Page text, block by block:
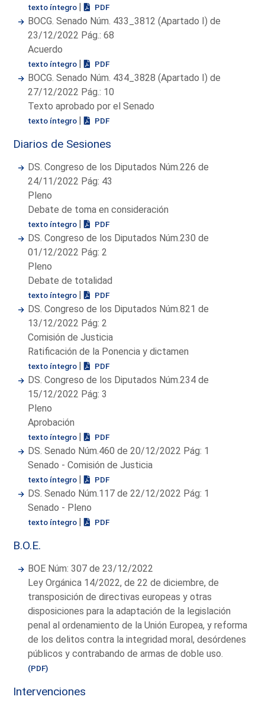
texto íntegro | PDF
BOCG. Senado Núm. 433_3812 (Apartado I) de
23/12/2022 Pág.: 68
Acuerdo
texto íntegro | PDF
BOCG. Senado Núm. 434_3828 (Apartado I) de
27/12/2022 Pág.: 10
Texto aprobado por el Senado
texto íntegro | PDF
Diarios de Sesiones
DS. Congreso de los Diputados Núm.226 de
24/11/2022 Pág: 43
Pleno
Debate de toma en consideración
texto íntegro | PDF
DS. Congreso de los Diputados Núm.230 de
01/12/2022 Pág: 2
Pleno
Debate de totalidad
texto íntegro | PDF
DS. Congreso de los Diputados Núm.821 de
13/12/2022 Pág: 2
Comisión de Justicia
Ratificación de la Ponencia y dictamen
texto íntegro | PDF
DS. Congreso de los Diputados Núm.234 de
15/12/2022 Pág: 3
Pleno
Aprobación
texto íntegro | PDF
DS. Senado Núm.460 de 20/12/2022 Pág: 1
Senado - Comisión de Justicia
texto íntegro | PDF
DS. Senado Núm.117 de 22/12/2022 Pág: 1
Senado - Pleno
texto íntegro | PDF
B.O.E.
BOE Núm: 307 de 23/12/2022
Ley Orgánica 14/2022, de 22 de diciembre, de
transposición de directivas europeas y otras
disposiciones para la adaptación de la legislación
penal al ordenamiento de la Unión Europea, y reforma
de los delitos contra la integridad moral, desórdenes
públicos y contrabando de armas de doble uso.
(PDF)
Intervenciones